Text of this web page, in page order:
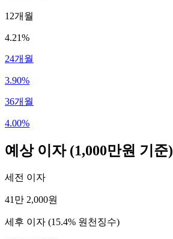
12개월
4.21%
24개월
3.90%
36개월
4.00%
예상 이자 (1,000만원 기준)
세전 이자
41만 2,000원
세후 이자 (15.4% 원천징수)